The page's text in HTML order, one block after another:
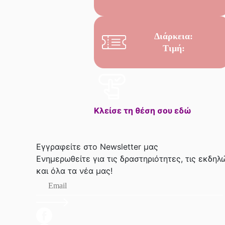
Διάρκεια:
Τιμή:
Κλείσε τη θέση σου εδώ
Εγγραφείτε στο Newsletter μας
Ενημερωθείτε για τις δραστηριότητες, τις
και όλα τα νέα μας!